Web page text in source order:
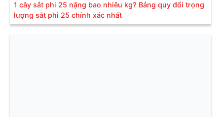
1 cây sắt phi 25 nặng bao nhiêu kg? Bảng quy đổi trọng
lượng sắt phi 25 chính xác nhất